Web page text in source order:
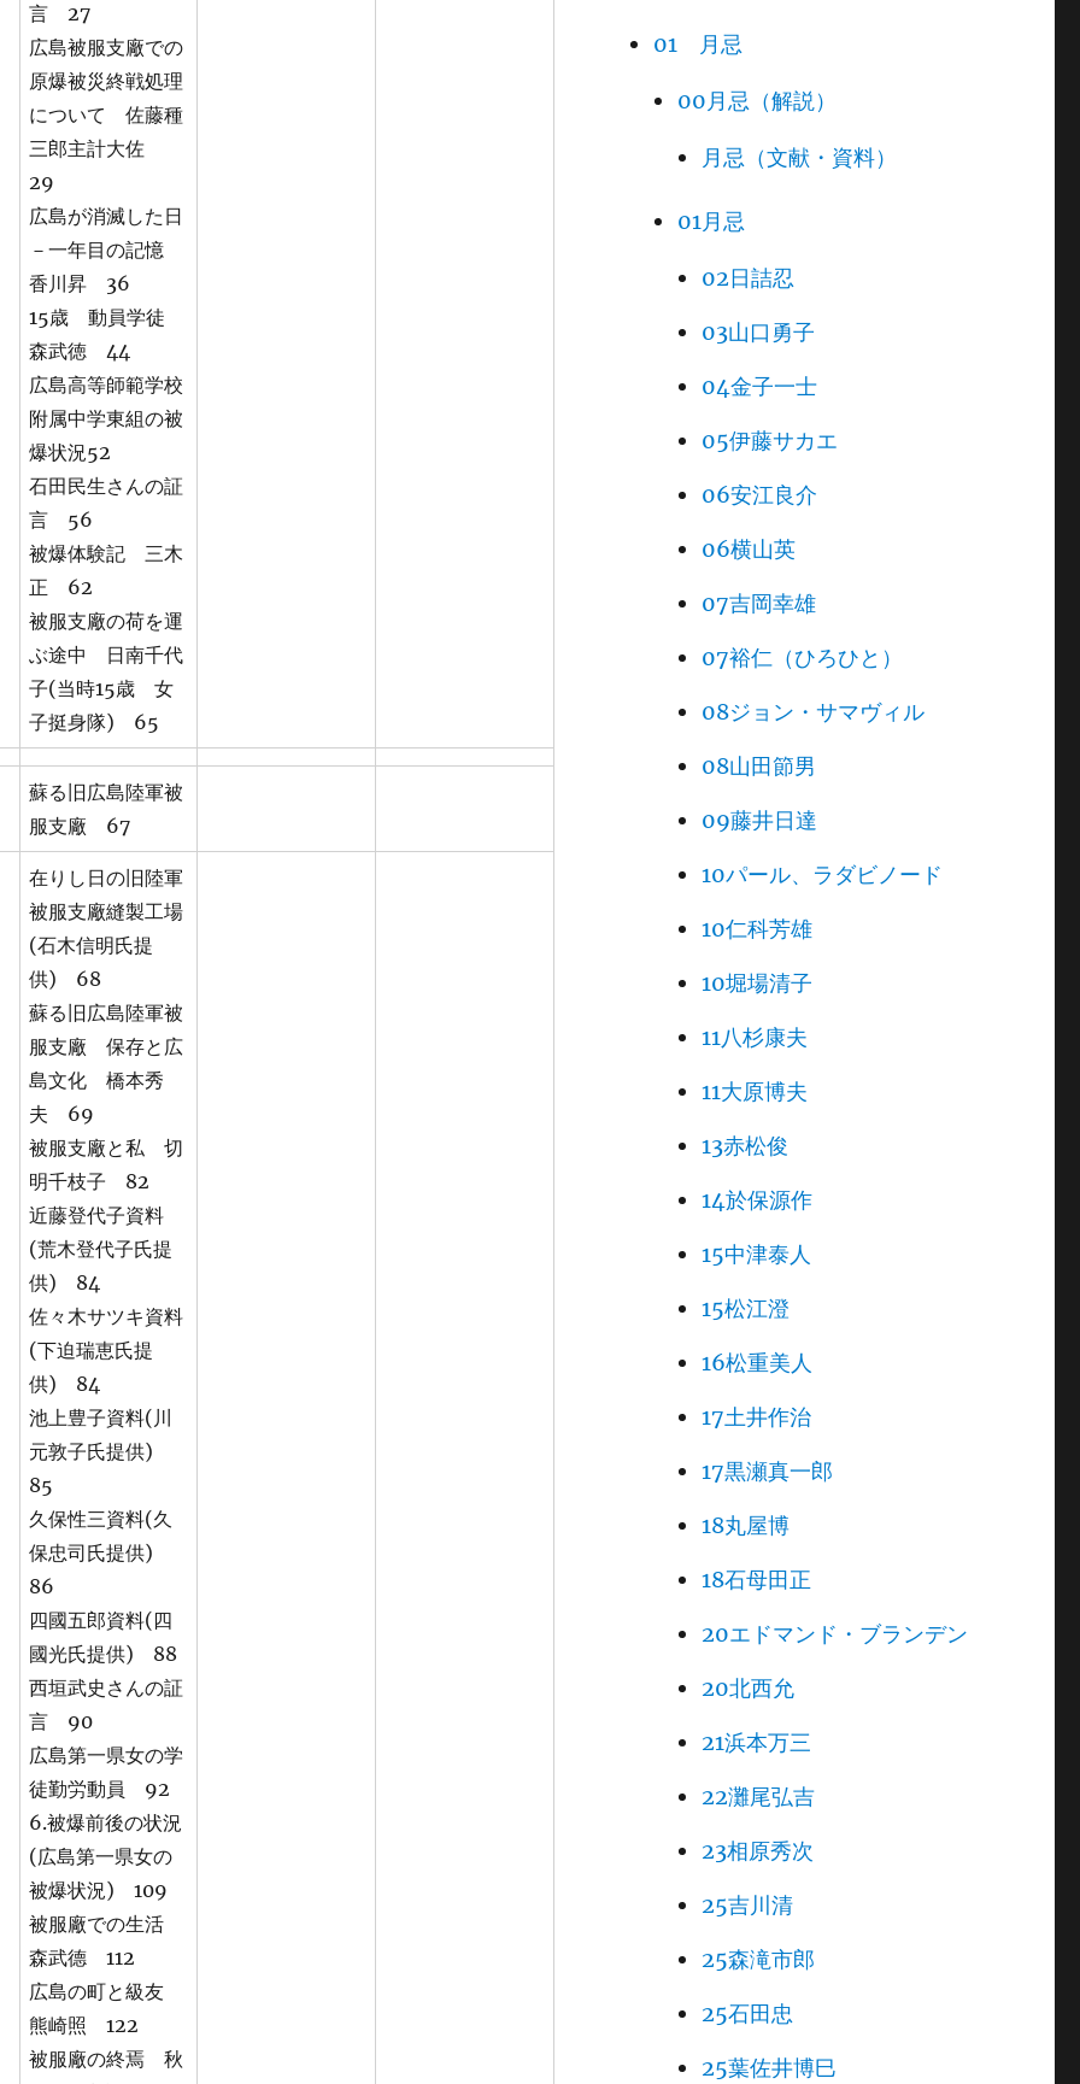
言 27
広島被服支廠での
原爆被災終戦処理
について 佐藤種
三郎主計大佐
29
広島が消滅した日
－一年目の記憶
香川昇 36
15歳 動員学徒
森武徳 44
広島高等師範学校
附属中学東組の被
爆状況52
石田民生さんの証
言 56
被爆体験記 三木
正 62
被服支廠の荷を運
ぶ途中 日南千代
子(当時15歳 女
子挺身隊) 65
蘇る旧広島陸軍被
服支廠 67
在りし日の旧陸軍
被服支廠縫製工場
(石木信明氏提
供) 68
蘇る旧広島陸軍被
服支廠 保存と広
島文化 橋本秀
夫 69
被服支廠と私 切
明千枝子 82
近藤登代子資料
(荒木登代子氏提
供) 84
佐々木サツキ資料
(下迫瑞恵氏提
供) 84
池上豊子資料(川
元敦子氏提供)
85
久保性三資料(久
保忠司氏提供)
86
四國五郎資料(四
國光氏提供) 88
西垣武史さんの証
言 90
広島第一県女の学
徒勤労動員 92
6.被爆前後の状況
(広島第一県女の
被爆状況) 109
被服廠での生活
森武德 112
広島の町と級友
熊崎照 122
被服廠の終焉 秋
01 月忌
00月忌（解説）
月忌（文献・資料）
01月忌
02日詰忍
03山口勇子
04金子一士
05伊藤サカエ
06安江良介
06横山英
07吉岡幸雄
07裕仁（ひろひと）
08ジョン・サマヴィル
08山田節男
09藤井日達
10パール、ラダビノード
10仁科芳雄
10堀場清子
11八杉康夫
11大原博夫
13赤松俊
14於保源作
15中津泰人
15松江澄
16松重美人
17土井作治
17黒瀬真一郎
18丸屋博
18石母田正
20エドマンド・ブランデン
20北西允
21浜本万三
22灘尾弘吉
23相原秀次
25吉川清
25森滝市郎
25石田忠
25葉佐井博巳